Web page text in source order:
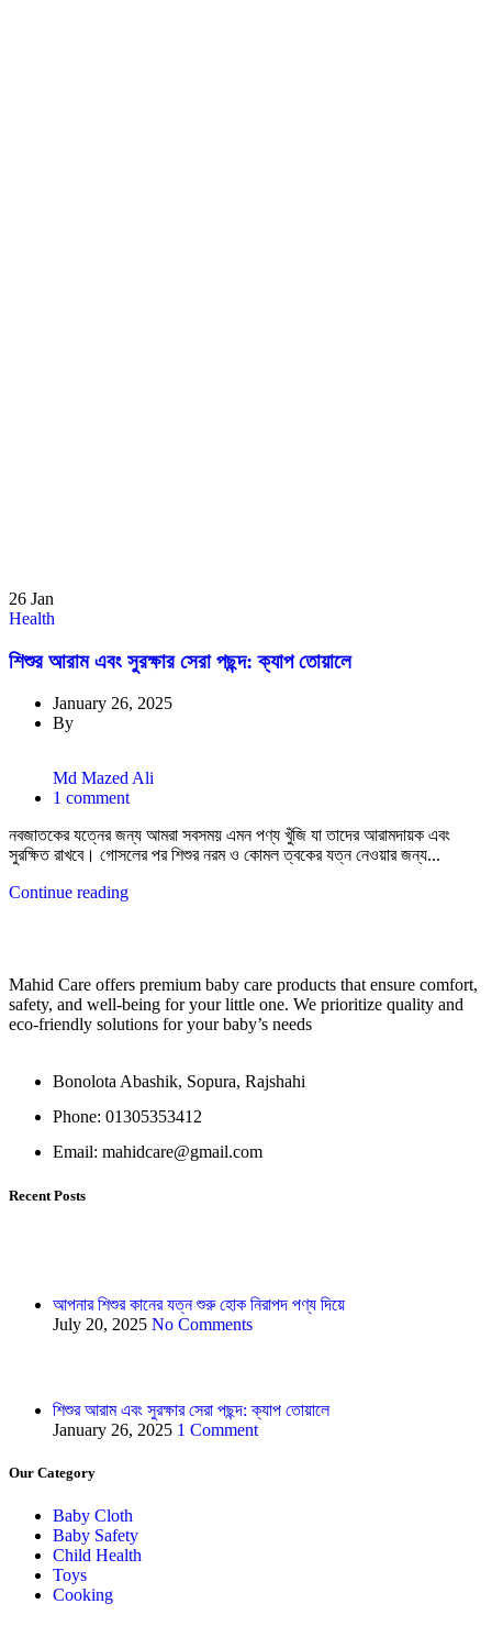
26 Jan
Health
শিশুর আরাম এবং সুরক্ষার সেরা পছন্দ: ক্যাপ তোয়ালে
January 26, 2025
By
Md Mazed Ali
1 comment
নবজাতকের যত্নের জন্য আমরা সবসময় এমন পণ্য খুঁজি যা তাদের আরামদায়ক এবং
সুরক্ষিত রাখবে। গোসলের পর শিশুর নরম ও কোমল ত্বকের যত্ন নেওয়ার জন্য...
Continue reading
Mahid Care offers premium baby care products that ensure comfort,
safety, and well-being for your little one. We prioritize quality and
eco-friendly solutions for your baby’s needs
Bonolota Abashik, Sopura, Rajshahi
Phone: 01305353412
Email: mahidcare@gmail.com
Recent Posts
আপনার শিশুর কানের যত্ন শুরু হোক নিরাপদ পণ্য দিয়ে
July 20, 2025 No Comments
শিশুর আরাম এবং সুরক্ষার সেরা পছন্দ: ক্যাপ তোয়ালে
January 26, 2025 1 Comment
Our Category
Baby Cloth
Baby Safety
Child Health
Toys
Cooking